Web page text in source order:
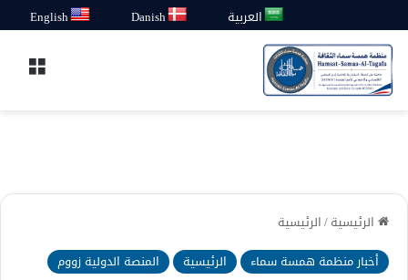
العربية Danish
English
الرئيسية/الرئيسية
أخبار منظمة همسة سماء
الرئيسية المنصة الدولية زووم